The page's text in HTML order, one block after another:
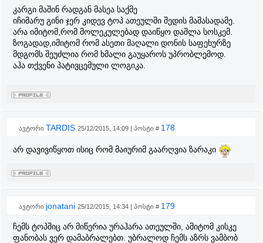
კარგი მაშინ რადგან მასეა საქმე
იჩიმარუ გინი ჯერ კიდევ ტოპ ათეულში შედის მაშასადამე.
არა იმიტომ,რომ მოლეკულებად დაიწყო დაშლა სოსკემ.
ზოგადად,იმიტომ რომ ასეთი მაღალი დონის საფეხურზე
მდგომს შეუძლია რომ ხმალი გაუყაროს უპრობლემოდ.
აჰა თქვენი პატივცემული ლოგიკა.
ავტორი TARDIS 25/12/2015, 14:09 | პოსტი # 178
არ დავივიწყოთ ისიც რომ მაიურიმ გაარღვია ზარაკი
ავტორი jonatani 25/12/2015, 14:34 | პოსტი # 179
ჩემს ტოპშიც არ მიწერია ურაჰარა ათეულში, ამიტომ კისკე
ფანობას ვერ დამაბრალებთ. უბრალოდ ჩემს აზრს ვამბობ